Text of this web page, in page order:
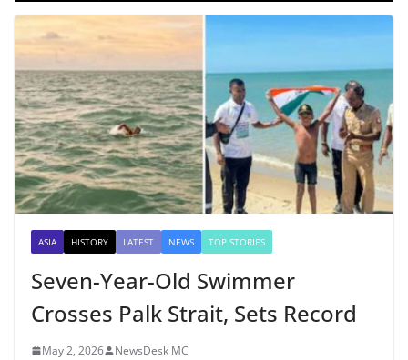
ASIA HISTORY LATEST NEWS TOP STORIES
Seven-Year-Old Swimmer
Crosses Palk Strait, Sets Record
May 2, 2026 NewsDesk MC